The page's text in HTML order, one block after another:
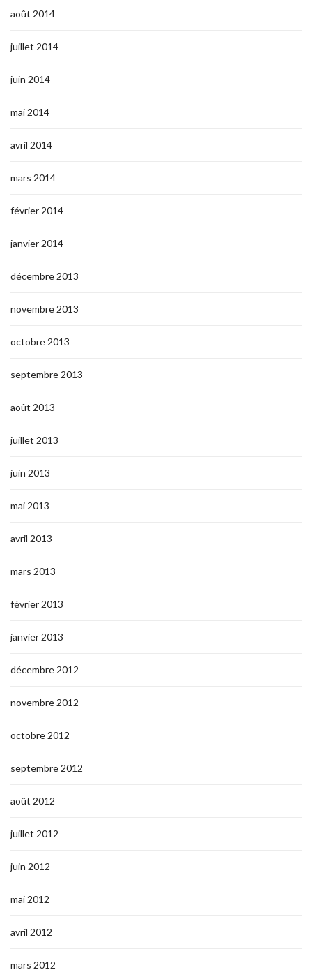
août 2014
juillet 2014
juin 2014
mai 2014
avril 2014
mars 2014
février 2014
janvier 2014
décembre 2013
novembre 2013
octobre 2013
septembre 2013
août 2013
juillet 2013
juin 2013
mai 2013
avril 2013
mars 2013
février 2013
janvier 2013
décembre 2012
novembre 2012
octobre 2012
septembre 2012
août 2012
juillet 2012
juin 2012
mai 2012
avril 2012
mars 2012